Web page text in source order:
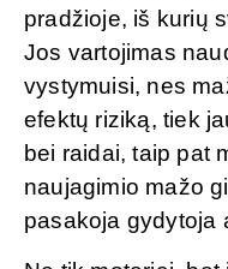
pradžioje, iš kurių
Jos vartojimas
vystymuisi, nes
efektų riziką, tiek
bei raidai, taip pat
naujagimio mažo
pasakoja gydytoja